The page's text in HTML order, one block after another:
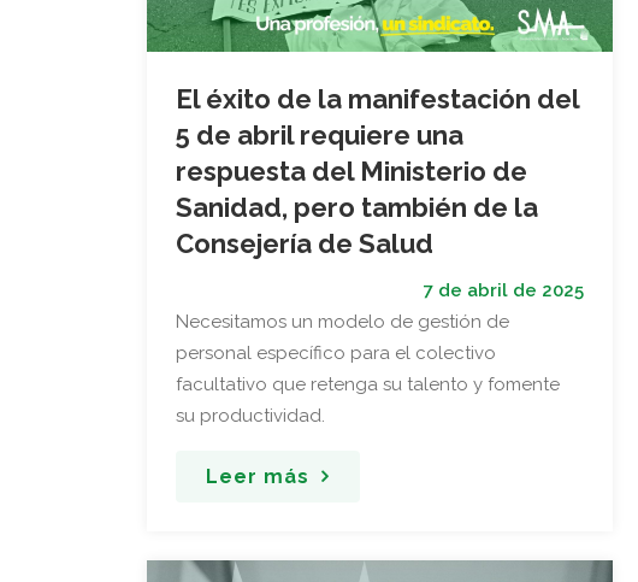
El éxito de la manifestación del
5 de abril requiere una
respuesta del Ministerio de
Sanidad, pero también de la
Consejería de Salud
7 de abril de 2025
Necesitamos un modelo de gestión de
personal específico para el colectivo
facultativo que retenga su talento y fomente
su productividad.
Leer más